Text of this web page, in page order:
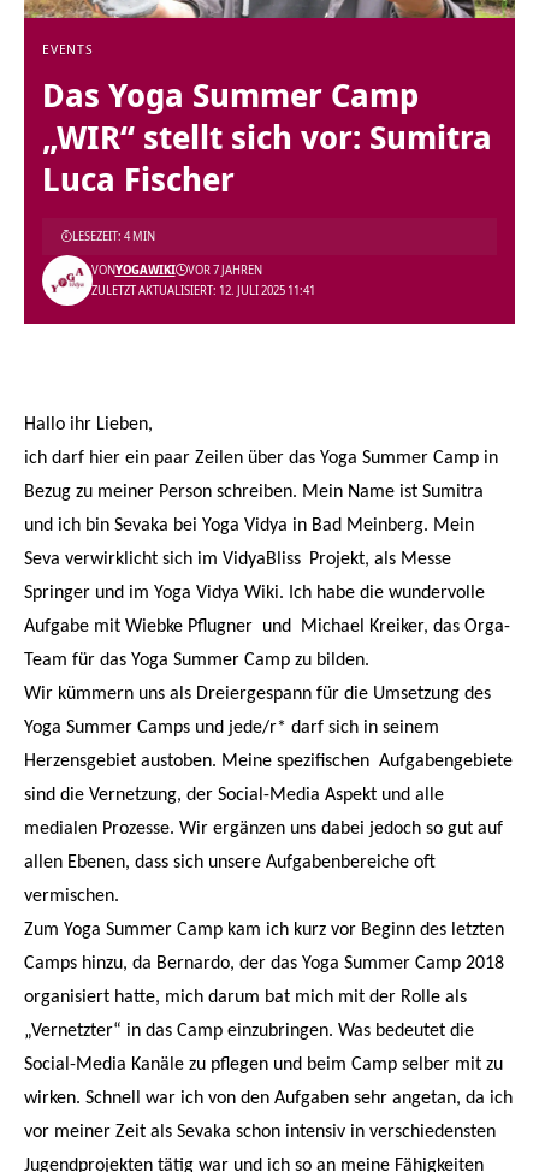
EVENTS
Das Yoga Summer Camp
„WIR“ stellt sich vor: Sumitra
Luca Fischer
ZULETZT AKTUALISIERT: 12. JULI 2025 11:41
VONYOGAWIKI VOR 7 JAHREN
LESEZEIT: 4 MIN
Hallo ihr Lieben,
ich darf hier ein paar Zeilen über das Yoga Summer Camp in
Bezug zu meiner Person schreiben. Mein Name ist Sumitra
und ich bin Sevaka bei Yoga Vidya in Bad Meinberg. Mein
Seva verwirklicht sich im VidyaBliss Projekt, als Messe
Springer und im Yoga Vidya Wiki. Ich habe die wundervolle
Aufgabe mit Wiebke Pflugner und Michael Kreiker, das Orga-
Team für das Yoga Summer Camp zu bilden.
Wir kümmern uns als Dreiergespann für die Umsetzung des
Yoga Summer Camps und jede/r* darf sich in seinem
Herzensgebiet austoben. Meine spezifischen Aufgabengebiete
sind die Vernetzung, der Social-Media Aspekt und alle
medialen Prozesse. Wir ergänzen uns dabei jedoch so gut auf
allen Ebenen, dass sich unsere Aufgabenbereiche oft
vermischen.
Zum Yoga Summer Camp kam ich kurz vor Beginn des letzten
Camps hinzu, da Bernardo, der das Yoga Summer Camp 2018
organisiert hatte, mich darum bat mich mit der Rolle als
„Vernetzter“ in das Camp einzubringen. Was bedeutet die
Social-Media Kanäle zu pflegen und beim Camp selber mit zu
wirken. Schnell war ich von den Aufgaben sehr angetan, da ich
vor meiner Zeit als Sevaka schon intensiv in verschiedensten
Jugendprojekten tätig war und ich so an meine Fähigkeiten